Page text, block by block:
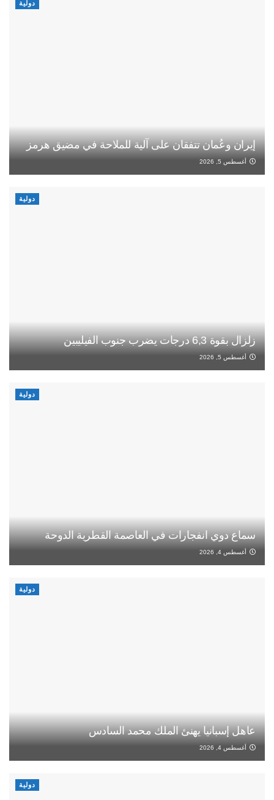
دولية
إيران وعُمان تتفقان على آلية للملاحة في مضيق هرمز
أغسطس 5, 2026
دولية
زلزال بقوة 6,3 درجات يضرب جنوب الفيليبين
أغسطس 5, 2026
دولية
سماع دوي انفجارات في العاصمة القطرية الدوحة
أغسطس 4, 2026
دولية
عاهل إسبانيا يهنئ الملك محمد السادس
أغسطس 4, 2026
دولية